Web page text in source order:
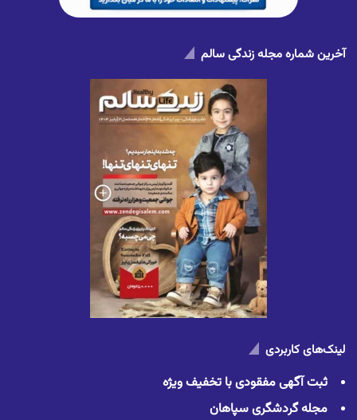
آخرین شماره مجله زندگی سالم
لینک‌های کاربردی
ثبت آگهی مفقودی با تخفیف ویژه
مجله گردشگری سپاهان